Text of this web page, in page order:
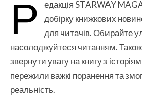
Р
едакція STARWAY
добірку книжкових
для читачів. Обирайте
насолоджуйтеся читанням.
звернути увагу на книгу з
пережили важкі поранення та
реальність.